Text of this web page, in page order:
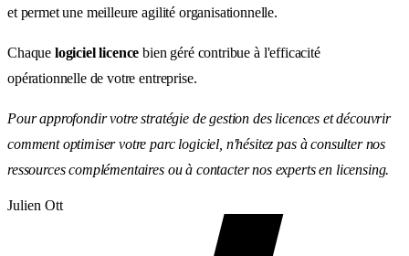
et permet une meilleure agilité organisationnelle.
Chaque logiciel licence bien géré contribue à l'efficacité
opérationnelle de votre entreprise.
Pour approfondir votre stratégie de gestion des licences et découvrir
comment optimiser votre parc logiciel, n'hésitez pas à consulter nos
ressources complémentaires ou à contacter nos experts en licensing.
Julien Ott